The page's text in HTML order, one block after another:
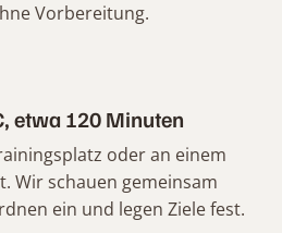
Vorbereitung.
etwa 120 Minuten
oder an einem
Wir schauen gemeinsam
ein und legen Ziele fest.